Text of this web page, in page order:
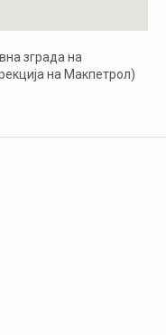
зграда на
на Макпетрол)